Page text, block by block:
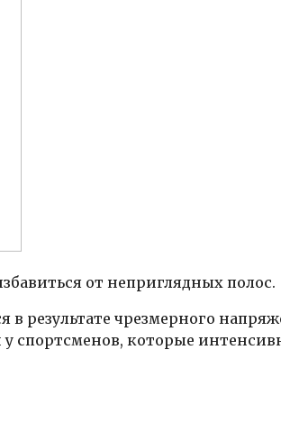
от неприглядных полос.
в результате чрезмерного
спортсменов, которые